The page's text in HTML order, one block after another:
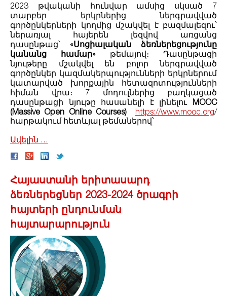
2023 թվականի հունվար ամսից սկսած 7
տարբեր երկրներից ներգրավված
գործընկերների կողմից մշակվել է բազմալեզու՝
ներառյալ հայերեն լեզվով առցանց
դասընթաց՝ «Սոցիալական ձեռներեցությունը
կանանց համար»թեմայով։ Դասընթացի
նյութերը մշակվել են բոլոր ներգրավված
գործընկեր կազմակերպությունների երկրներում
կատարված խորքային հետազոտությունների
հիման վրա։ 7 մոդուլներից բաղկացած
դասընթացի նյութը հասանելի է լինելու MOOC
(Massive Open Online Courses)
https://www.mooc.org/
հարթակում հետևյալ թեմաներով՝
Ավելին ․․․
Հայաստանի երիտասարդ
ձեռներեցներ 2023-2024 ծրագրի
հայտերի ընդունման
հայտարարություն